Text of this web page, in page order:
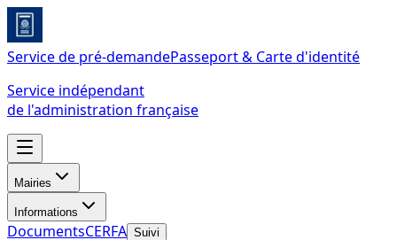
Service de pré-demandePasseport & Carte d'identité
Service indépendant
de l'administration française
Mairies
Informations
DocumentsCERFA Suivi